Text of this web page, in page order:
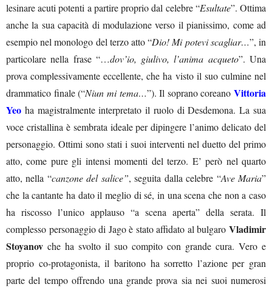
lesinare acuti potenti a partire proprio dal celebre “Esultate”. Ottima
anche la sua capacità di modulazione verso il pianissimo, come ad
esempio nel monologo del terzo atto “Dio! Mi potevi scagliar…”, in
particolare nella frase “…dov’io, giulivo, l’anima acqueto”. Una
prova complessivamente eccellente, che ha visto il suo culmine nel
drammatico finale (“Niun mi tema…”). Il soprano coreano Vittoria
Yeo ha magistralmente interpretato il ruolo di Desdemona. La sua
voce cristallina è sembrata ideale per dipingere l’animo delicato del
personaggio. Ottimi sono stati i suoi interventi nel duetto del primo
atto, come pure gli intensi momenti del terzo. E’ però nel quarto
atto, nella “canzone del salice”, seguita dalla celebre “Ave Maria”
che la cantante ha dato il meglio di sé, in una scena che non a caso
ha riscosso l’unico applauso “a scena aperta” della serata. Il
complesso personaggio di Jago è stato affidato al bulgaro Vladimir
Stoyanov che ha svolto il suo compito con grande cura. Vero e
proprio co-protagonista, il baritono ha sorretto l’azione per gran
parte del tempo offrendo una grande prova sia nei suoi numerosi